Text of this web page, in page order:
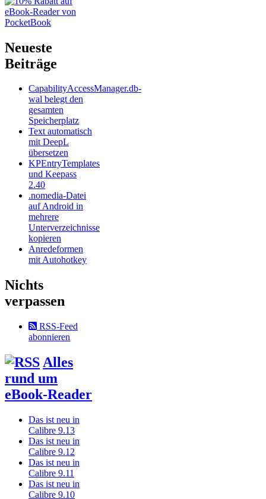
Neueste
Beiträge
CapabilityAccessManager.db-
wal belegt den
gesamten
Speicherplatz
Text automatisch
mit DeepL
übersetzen
KPEntryTemplates
und Keepass
2.40
.nomedia-Datei
auf Android in
mehrere
Unterverzeichnisse
kopieren
Anredeformen
mit Autohotkey
Nichts
verpassen
RSS-Feed
abonnieren
Alles
rund um
eBook-Reader
Das ist neu in
Calibre 9.13
Das ist neu in
Calibre 9.12
Das ist neu in
Calibre 9.11
Das ist neu in
Calibre 9.10